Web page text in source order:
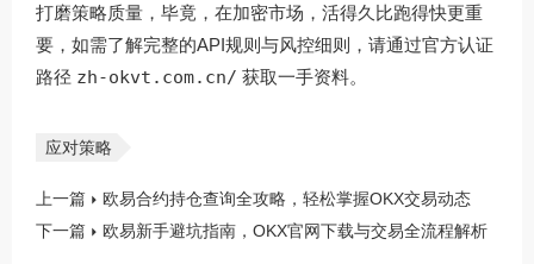
打磨策略质量，毕竟，在加密市场，活得久比跑得快更重
要，如需了解完整的API规则与风控细则，请通过官方认证
路径 zh-okvt.com.cn/ 获取一手资料。
应对策略
上一篇
欧易合约持仓查询全攻略，轻松掌握OKX交易动态
下一篇
欧易新手避坑指南，OKX官网下载与交易全流程解析